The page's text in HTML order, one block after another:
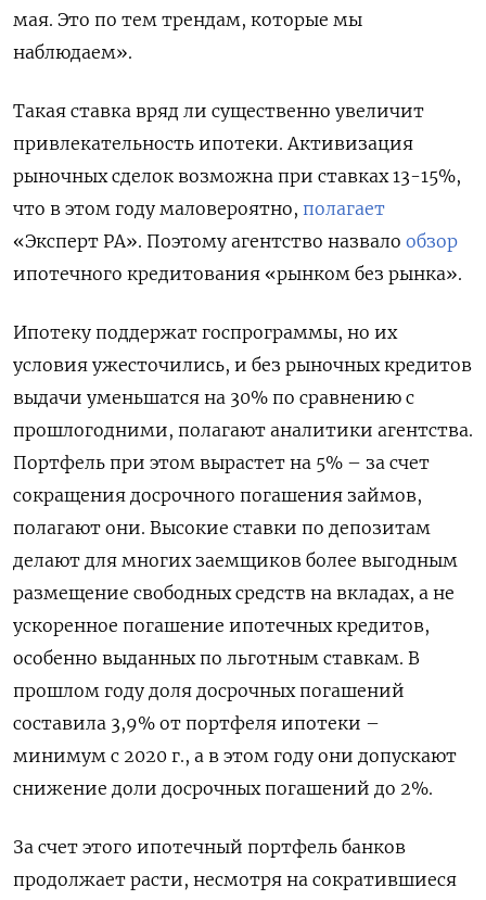
мая. Это по тем трендам, которые мы
наблюдаем».
Такая ставка вряд ли существенно увеличит
привлекательность ипотеки. Активизация
рыночных сделок возможна при ставках 13-15%,
что в этом году маловероятно, полагает
«Эксперт РА». Поэтому агентство назвало обзор
ипотечного кредитования «рынком без рынка».
Ипотеку поддержат госпрограммы, но их
условия ужесточились, и без рыночных кредитов
выдачи уменьшатся на 30% по сравнению с
прошлогодними, полагают аналитики агентства.
Портфель при этом вырастет на 5% – за счет
сокращения досрочного погашения займов,
полагают они. Высокие ставки по депозитам
делают для многих заемщиков более выгодным
размещение свободных средств на вкладах, а не
ускоренное погашение ипотечных кредитов,
особенно выданных по льготным ставкам. В
прошлом году доля досрочных погашений
составила 3,9% от портфеля ипотеки –
минимум с 2020 г., а в этом году они допускают
снижение доли досрочных погашений до 2%.
За счет этого ипотечный портфель банков
продолжает расти, несмотря на сократившиеся